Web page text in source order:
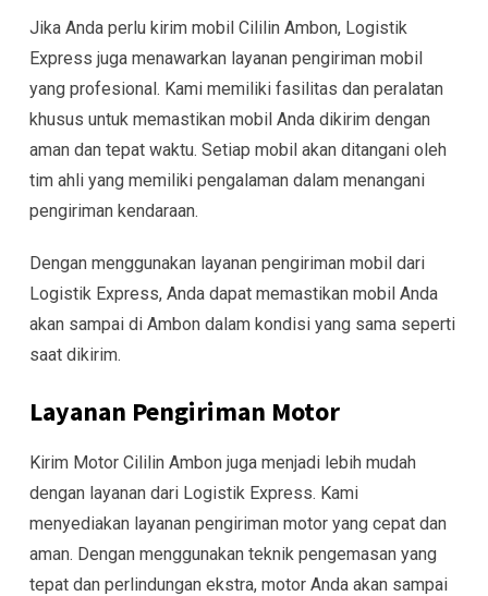
Jika Anda perlu kirim mobil Cililin Ambon, Logistik
Express juga menawarkan layanan pengiriman mobil
yang profesional. Kami memiliki fasilitas dan peralatan
khusus untuk memastikan mobil Anda dikirim dengan
aman dan tepat waktu. Setiap mobil akan ditangani oleh
tim ahli yang memiliki pengalaman dalam menangani
pengiriman kendaraan.
Dengan menggunakan layanan pengiriman mobil dari
Logistik Express, Anda dapat memastikan mobil Anda
akan sampai di Ambon dalam kondisi yang sama seperti
saat dikirim.
Layanan Pengiriman Motor
Kirim Motor Cililin Ambon juga menjadi lebih mudah
dengan layanan dari Logistik Express. Kami
menyediakan layanan pengiriman motor yang cepat dan
aman. Dengan menggunakan teknik pengemasan yang
tepat dan perlindungan ekstra, motor Anda akan sampai